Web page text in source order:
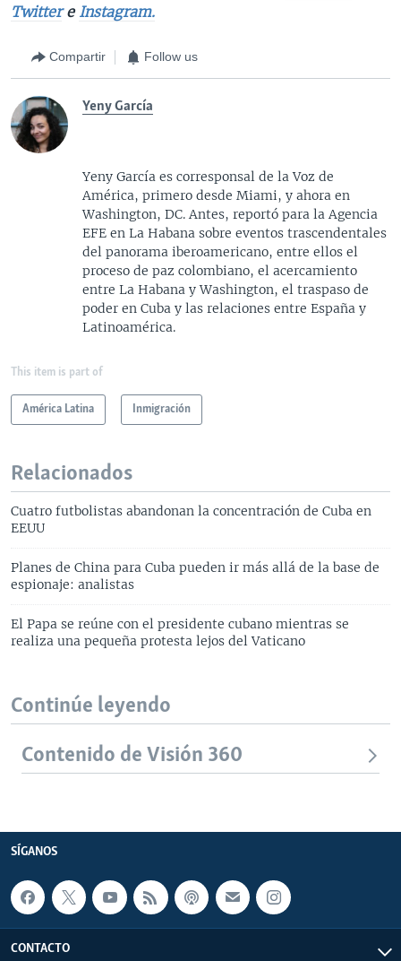
Twittere Instagram.
Compartir Follow us
Yeny García
Yeny García es corresponsal de la Voz de
América, primero desde Miami, y ahora en
Washington, DC. Antes, reportó para la Agencia
EFE en La Habana sobre eventos trascendentales
del panorama iberoamericano, entre ellos el
proceso de paz colombiano, el acercamiento
entre La Habana y Washington, el traspaso de
poder en Cuba y las relaciones entre España y
Latinoamérica.
This item is part of
América Latina Inmigración
Relacionados
Cuatro futbolistas abandonan la concentración de Cuba en
EEUU
Planes de China para Cuba pueden ir más allá de la base de
espionaje: analistas
El Papa se reúne con el presidente cubano mientras se
realiza una pequeña protesta lejos del Vaticano
Continúe leyendo
Contenido de Visión 360
SÍGANOS
CONTACTO